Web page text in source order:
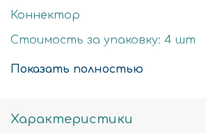
Коннектор
Стоимость за упаковку: 4 шт
Цвет: античное серебро
Состав: Латунь высокого
Показать полностью
Характеристики